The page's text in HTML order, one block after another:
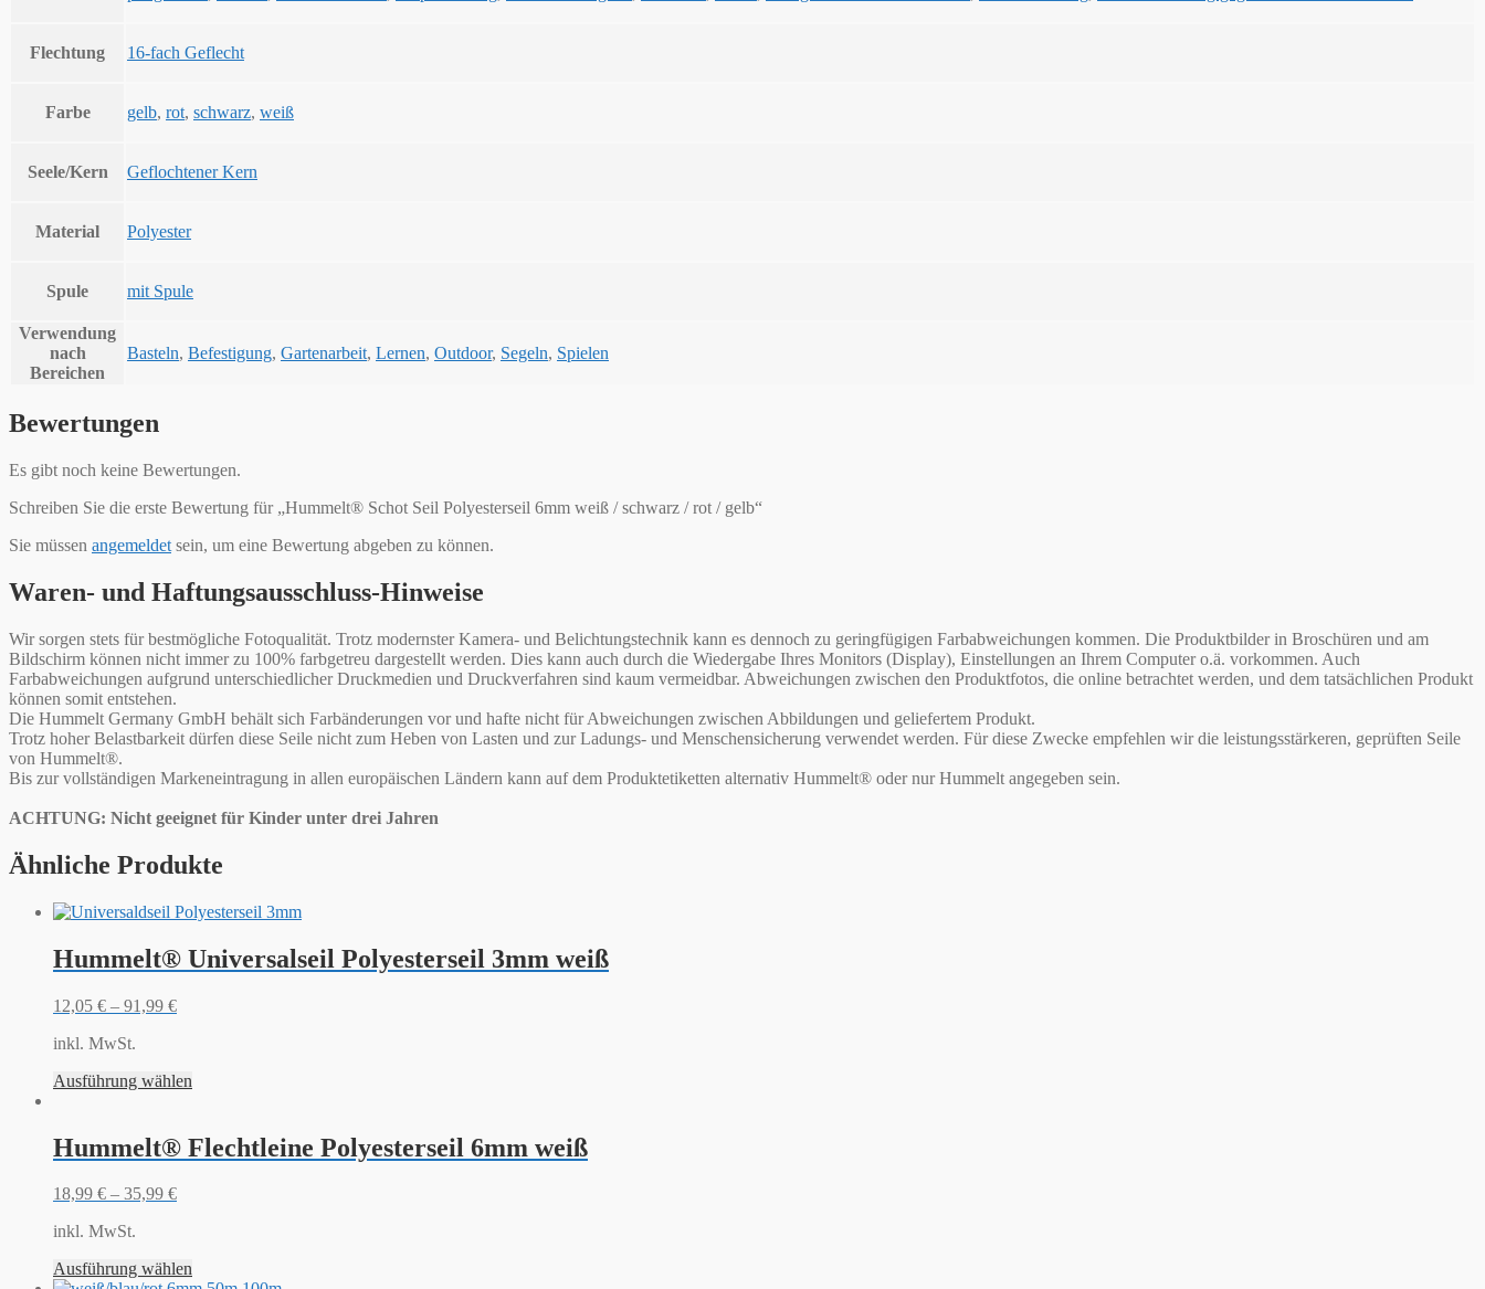
Flechtung 16-fach Geflecht
Farbe gelb, rot, schwarz, weiß
Seele/Kern Geflochtener Kern
Material Polyester
Spule mit Spule
Verwendung
nach
Bereichen
Basteln, Befestigung, Gartenarbeit, Lernen, Outdoor, Segeln, Spielen
Bewertungen
Es gibt noch keine Bewertungen.
Schreiben Sie die erste Bewertung für „Hummelt® Schot Seil Polyesterseil 6mm weiß / schwarz / rot / gelb“
Sie müssen angemeldet sein, um eine Bewertung abgeben zu können.
Waren- und Haftungsausschluss-Hinweise
Wir sorgen stets für bestmögliche Fotoqualität. Trotz modernster Kamera- und Belichtungstechnik kann es dennoch zu geringfügigen Farbabweichungen kommen. Die Produktbilder in Broschüren und am
Bildschirm können nicht immer zu 100% farbgetreu dargestellt werden. Dies kann auch durch die Wiedergabe Ihres Monitors (Display), Einstellungen an Ihrem Computer o.ä. vorkommen. Auch
Farbabweichungen aufgrund unterschiedlicher Druckmedien und Druckverfahren sind kaum vermeidbar. Abweichungen zwischen den Produktfotos, die online betrachtet werden, und dem tatsächlichen Produkt
können somit entstehen.
Die Hummelt Germany GmbH behält sich Farbänderungen vor und hafte nicht für Abweichungen zwischen Abbildungen und geliefertem Produkt.
Trotz hoher Belastbarkeit dürfen diese Seile nicht zum Heben von Lasten und zur Ladungs- und Menschensicherung verwendet werden. Für diese Zwecke empfehlen wir die leistungsstärkeren, geprüften Seile
von Hummelt®.
Bis zur vollständigen Markeneintragung in allen europäischen Ländern kann auf dem Produktetiketten alternativ Hummelt® oder nur Hummelt angegeben sein.
ACHTUNG: Nicht geeignet für Kinder unter drei Jahren
Ähnliche Produkte
Hummelt® Universalseil Polyesterseil 3mm weiß
12,05 € – 91,99 €
inkl. MwSt.
Ausführung wählen
Hummelt® Flechtleine Polyesterseil 6mm weiß
18,99 € – 35,99 €
inkl. MwSt.
Ausführung wählen